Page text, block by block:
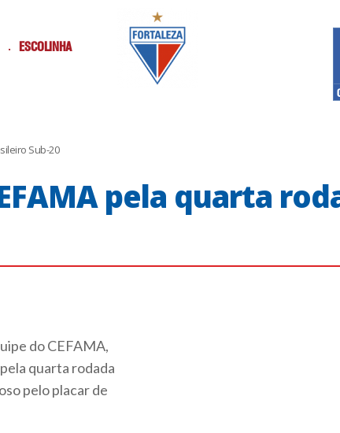
ESCOLINHA
Sub-20
pela quarta
do CEFAMA,
quarta rodada
pelo placar de